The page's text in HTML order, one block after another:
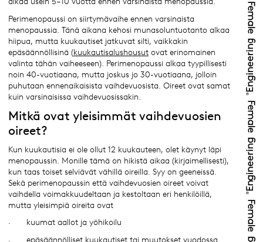
Perimenopaussi on siirtymävaihe ennen varsinaista
menopaussia. Tänä aikana kehosi munasoluntuotanto alkaa
hiipua, mutta kuukautiset jatkuvat silti, vaikkakin
epäsäännöllisinä (kuukautisalushousut ovat erinomainen
valinta tähän vaiheeseen). Perimenopaussi alkaa tyypillisesti
noin 40-vuotiaana, mutta joskus jo 30-vuotiaana, jolloin
puhutaan ennenaikaisista vaihdevuosista. Oireet ovat samat
kuin varsinaisissa vaihdevuosissakin.
Mitkä ovat yleisimmät vaihdevuosien
oireet?
Kun kuukautisia ei ole ollut 12 kuukauteen, olet käynyt läpi
menopaussin. Monille tämä on hikistä aikaa (kirjaimellisesti),
kun taas toiset selviävät vähillä oireilla. Syy on geeneissä.
Sekä perimenopaussin että vaihdevuosien oireet voivat
vaihdella voimakkuudeltaan ja kestoltaan eri henkilöillä,
mutta yleisimpiä oireita ovat
· kuumat aallot ja yöhikoilu
· epäsäännölliset kuukautiset tai muutokset vuodossa